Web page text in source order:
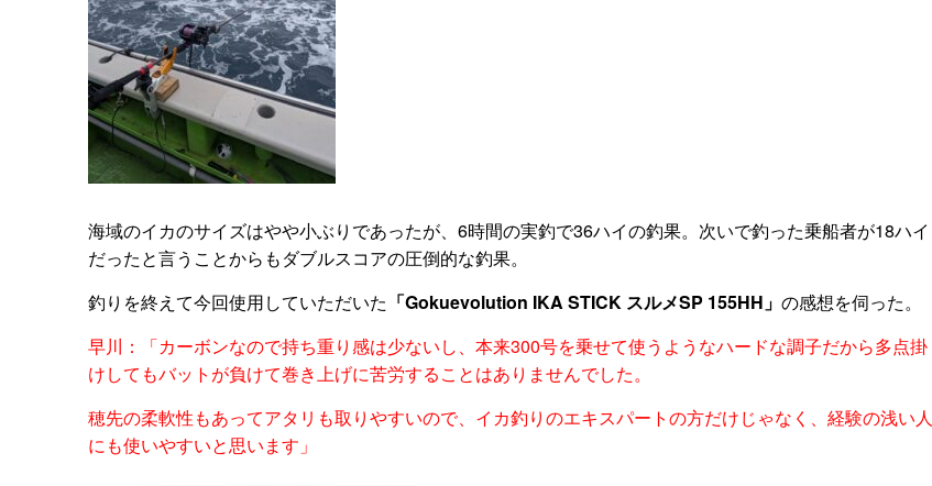
海域のイカのサイズはやや小ぶりであったが、6時間の実釣で36ハイの釣果。次いで釣った乗船者が18ハイ
だったと言うことからもダブルスコアの圧倒的な釣果。
釣りを終えて今回使用していただいた 「Gokuevolution IKA STICK スルメSP 155HH」 の感想を伺った。
早川：「カーボンなので持ち重り感は少ないし、本来300号を乗せて使うようなハードな調子だから多点掛
けしてもバットが負けて巻き上げに苦労することはありませんでした。
穂先の柔軟性もあってアタリも取りやすいので、イカ釣りのエキスパートの方だけじゃなく、経験の浅い人
にも使いやすいと思います」